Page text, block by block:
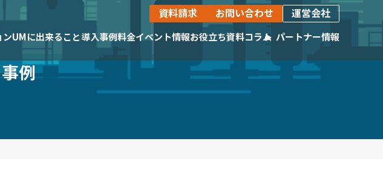
ン
生産計画自動最適化ツール
UMに出来ること 導入事例料金イベント情報お役立ち資料コラム パートナー情報
ナー事例
Cloudパートナーでご活躍いただいている企業様をご紹介します。
資料請求 お問い合わせ 運営会社
例